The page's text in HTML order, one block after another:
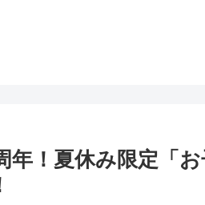
年！夏休み限定「